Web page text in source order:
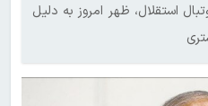
استقلال، ظهر امروز به دلیل